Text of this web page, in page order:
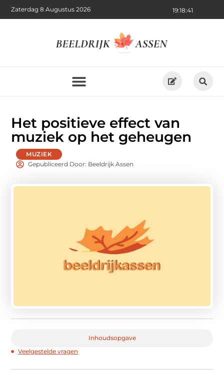
19:18:41
Zaterdag 8 Augustus 2026
Het positieve effect van
muziek op het geheugen
MUZIEK
Gepubliceerd Door: Beeldrijk Assen
Inhoudsopgave
Veelgestelde vragen